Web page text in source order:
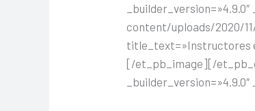
content/uploads/2020/
title_text=»Instructores
[/et_pb_image][/